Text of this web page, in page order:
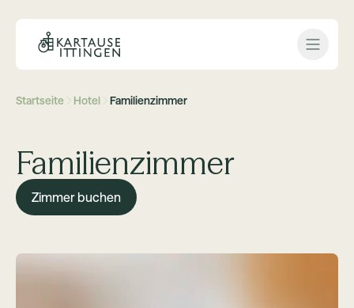
Open
Startseite Hotel Familienzimmer
Familienzimmer
Zimmer buchen